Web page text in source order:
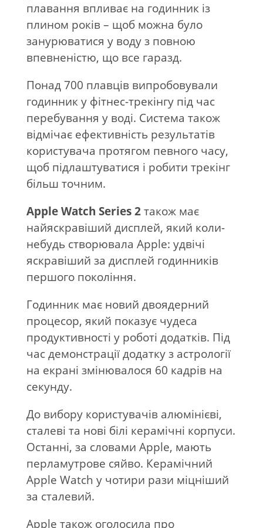
плавання впливає на годинник із
плином років – щоб можна було
занурюватися у воду з повною
впевненістю, що все гаразд.
Понад 700 плавців випробовували
годинник у фітнес-трекінгу під час
перебування у воді. Система також
відмічає ефективність результатів
користувача протягом певного часу,
щоб підлаштуватися і робити трекінг
більш точним.
Apple Watch Series 2також має
найяскравіший дисплей, який коли-
небудь створювала Apple: удвічі
яскравіший за дисплей годинників
першого покоління.
Годинник має новий двоядерний
процесор, який показує чудеса
продуктивності у роботі додатків. Під
час демонстрації додатку з аcтрології
на екрані змінювалося 60 кадрів на
секунду.
До вибору користувачів алюмінієві,
сталеві та нові білі керамічні корпуси.
Останні, за словами Apple, мають
перламутрове сяйво. Керамічний
Apple Watch у чотири рази міцніший
за сталевий.
Apple також оголосила про